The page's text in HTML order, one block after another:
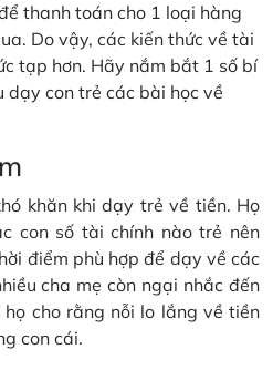
thanh toán cho 1 loại hàng
Do vậy, các kiến thức về tài
tạp hơn. Hãy nắm bắt 1 số bí
con trẻ các bài học về
khăn khi dạy trẻ về tiền. Họ
con số tài chính nào trẻ nên
điểm phù hợp để dạy về các
cha mẹ còn ngại nhắc đến
cho rằng nỗi lo lắng về tiền
con cái.